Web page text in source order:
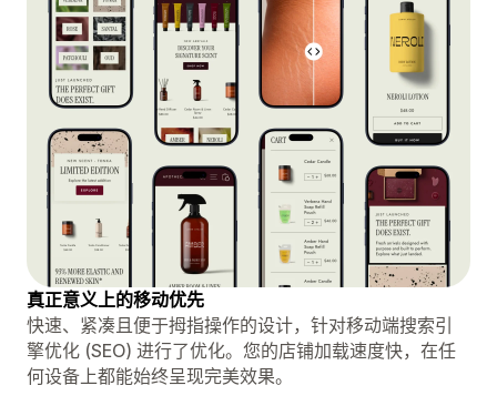
真正意义上的移动优先
快速、紧凑且便于拇指操作的设计，针对移动端搜索引
擎优化 (SEO) 进行了优化。您的店铺加载速度快，在任
何设备上都能始终呈现完美效果。